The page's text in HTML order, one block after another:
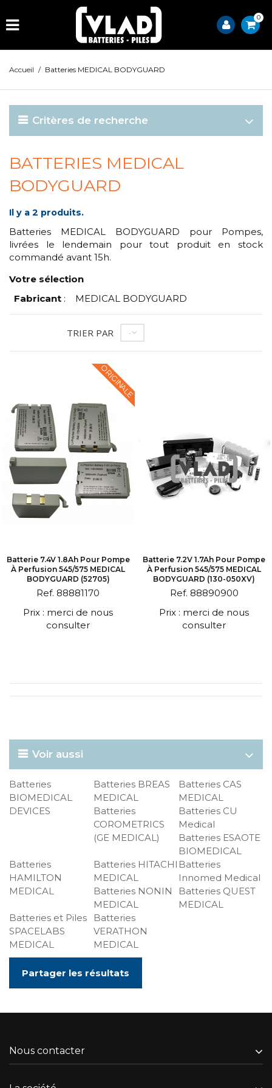
0
Accueil / Batteries MEDICAL BODYGUARD
Critères de recherche
BATTERIES MEDICAL
BODYGUARD
Il y a 2 produits.
Batteries MEDICAL BODYGUARD pour Pompes,
livrées le lendemain pour tout produit en stock
commandé avant 15h.
Votre sélection
Fabricant : MEDICAL BODYGUARD
TRIER PAR --
ORIGINALE
Batterie 7.4V 1.8Ah Pour Pompe
À Perfusion 545/575 MEDICAL
BODYGUARD (52705)
Ref. 88881170
Prix : merci de nous
consulter
Batterie 7.2V 1.7Ah Pour Pompe
À Perfusion 545/575 MEDICAL
BODYGUARD (130-050XV)
Ref. 88890900
Prix : merci de nous
consulter
Voir aussi
Batteries
BIOMEDICAL
DEVICES
Batteries BREAS
MEDICAL
Batteries CAS
MEDICAL
Batteries
COROMETRICS
(GE MEDICAL)
Batteries CU
Medical
Batteries ESAOTE
BIOMEDICAL
Batteries
HAMILTON
MEDICAL
Batteries HITACHI
MEDICAL
Batteries
Innomed Medical
Batteries NONIN
MEDICAL
Batteries QUEST
MEDICAL
Batteries et Piles
SPACELABS
MEDICAL
Batteries
VERATHON
MEDICAL
Partager les résultats
Nous contacter